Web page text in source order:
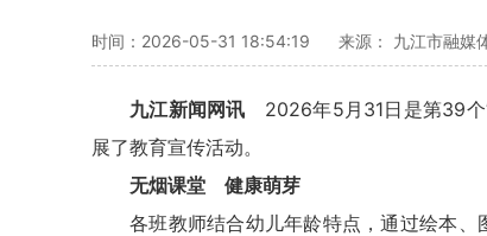
时间：2026-05-31 18:54:19 来源： 九江市融媒
九江新闻网讯 2026年5月31日是第39个
展了教育宣传活动。
无烟课堂 健康萌芽
各班教师结合幼儿年龄特点，通过绘本